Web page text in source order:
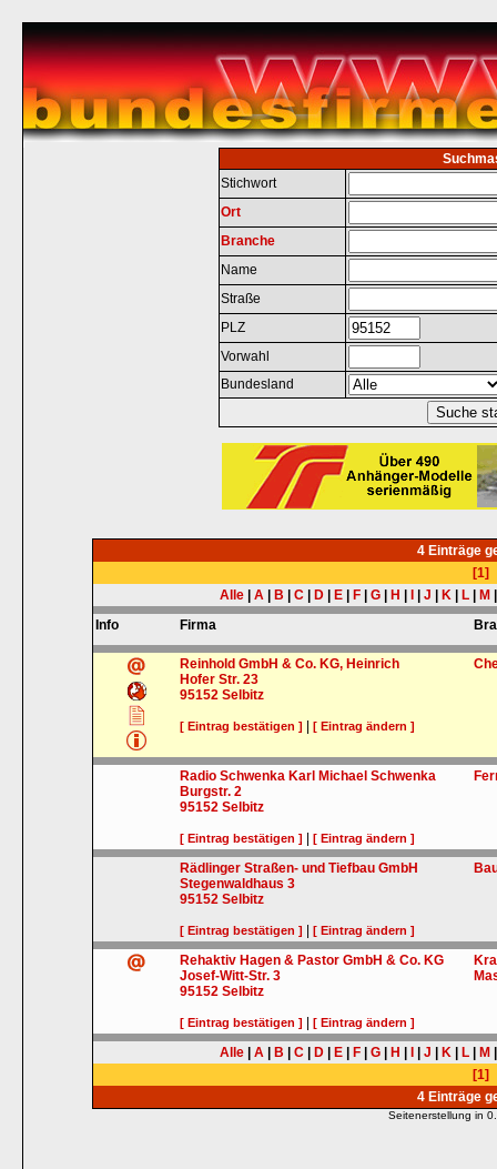
Stichwort
Ort
Branche
Name
Straße
PLZ
Vorwahl
Bundesland
4 Einträge
[1]
Alle
A B C D E F G H J K L M
Info
Firma
Reinhold GmbH & Co. KG, Heinrich
Hofer Str. 23
95152 Selbitz
[ Eintrag bestätigen ] |[ Eintrag ändern ]
Radio Schwenka Karl Michael Schwenka
Burgstr. 2
95152 Selbitz
[ Eintrag bestätigen ] |[ Eintrag ändern ]
Rädlinger Straßen- und Tiefbau GmbH
Stegenwaldhaus 3
95152 Selbitz
[ Eintrag bestätigen ] |[ Eintrag ändern ]
Rehaktiv Hagen & Pastor GmbH & Co. KG
Josef-Witt-Str. 3
95152 Selbitz
[ Eintrag bestätigen ] |[ Eintrag ändern ]
Alle A B C D E F G H J K L M
[1]
4 Einträge
Seitenerstellung in